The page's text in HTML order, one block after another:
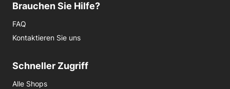
Brauchen Sie Hilfe?
FAQ
Kontaktieren Sie uns
Schneller Zugriff
Alle Shops